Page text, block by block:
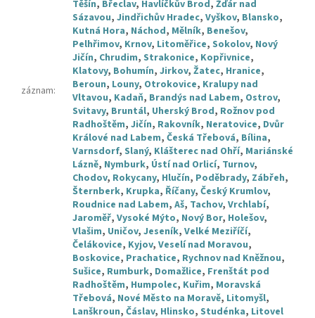
záznam:
Těšín, Břeclav, Havlíčkův Brod, Žďár nad
Sázavou, Jindřichův Hradec, Vyškov, Blansko,
Kutná Hora, Náchod, Mělník, Benešov,
Pelhřimov, Krnov, Litoměřice, Sokolov, Nový
Jičín, Chrudim, Strakonice, Kopřivnice,
Klatovy, Bohumín, Jirkov, Žatec, Hranice,
Beroun, Louny, Otrokovice, Kralupy nad
Vltavou, Kadaň, Brandýs nad Labem, Ostrov,
Svitavy, Bruntál, Uherský Brod, Rožnov pod
Radhoštěm, Jičín, Rakovník, Neratovice, Dvůr
Králové nad Labem, Česká Třebová, Bílina,
Varnsdorf, Slaný, Klášterec nad Ohří, Mariánské
Lázně, Nymburk, Ústí nad Orlicí, Turnov,
Chodov, Rokycany, Hlučín, Poděbrady, Zábřeh,
Šternberk, Krupka, Říčany, Český Krumlov,
Roudnice nad Labem, Aš, Tachov, Vrchlabí,
Jaroměř, Vysoké Mýto, Nový Bor, Holešov,
Vlašim, Uničov, Jeseník, Velké Meziříčí,
Čelákovice, Kyjov, Veselí nad Moravou,
Boskovice, Prachatice, Rychnov nad Kněžnou,
Sušice, Rumburk, Domažlice, Frenštát pod
Radhoštěm, Humpolec, Kuřim, Moravská
Třebová, Nové Město na Moravě, Litomyšl,
Lanškroun, Čáslav, Hlinsko, Studénka, Litovel